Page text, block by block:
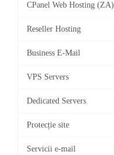
CPanel Web Hosting (ZA)
Reseller Hosting
Business E-Mail
VPS Servers
Dedicated Servers
Protecție site
Servicii e-mail